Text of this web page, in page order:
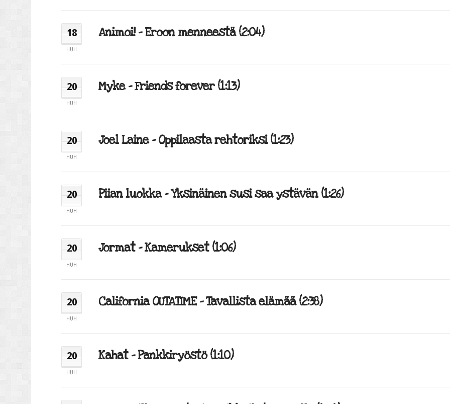
18
HUH
Animoi! – Eroon menneestä (2:04)
20
HUH
Myke – Friends forever (1:13)
20
HUH
Joel Laine – Oppilaasta rehtoriksi (1:23)
20
HUH
Piian luokka – Yksinäinen susi saa ystävän (1:26)
20
HUH
Jormat – Kamerukset (1:06)
20
HUH
California OUTATIME – Tavallista elämää (2:38)
20
HUH
Kahat – Pankkiryöstö (1:10)